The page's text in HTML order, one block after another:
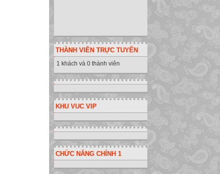
THÀNH VIÊN TRỰC TUYẾN
1 khách và 0 thành viên
KHU VUC VIP
CHỨC NĂNG CHÍNH 1